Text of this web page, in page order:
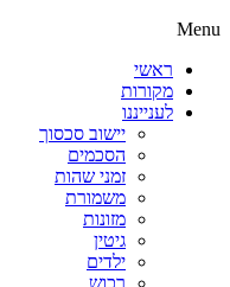
Menu
ראשי
מקורות
לענייננו
יישוב סכסוך
הסכמים
זמני שהות
משמורת
מזונות
גיטין
ילדים
רכוש